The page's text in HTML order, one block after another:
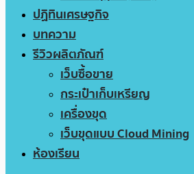
ปฏิทินเศรษฐกิจ
บทความ
รีวิวผลิตภัณฑ์
เว็บซื้อขาย
กระเป๋าเก็บเหรียญ
เครื่องขุด
เว็บขุดแบบ Cloud Mining
ห้องเรียน